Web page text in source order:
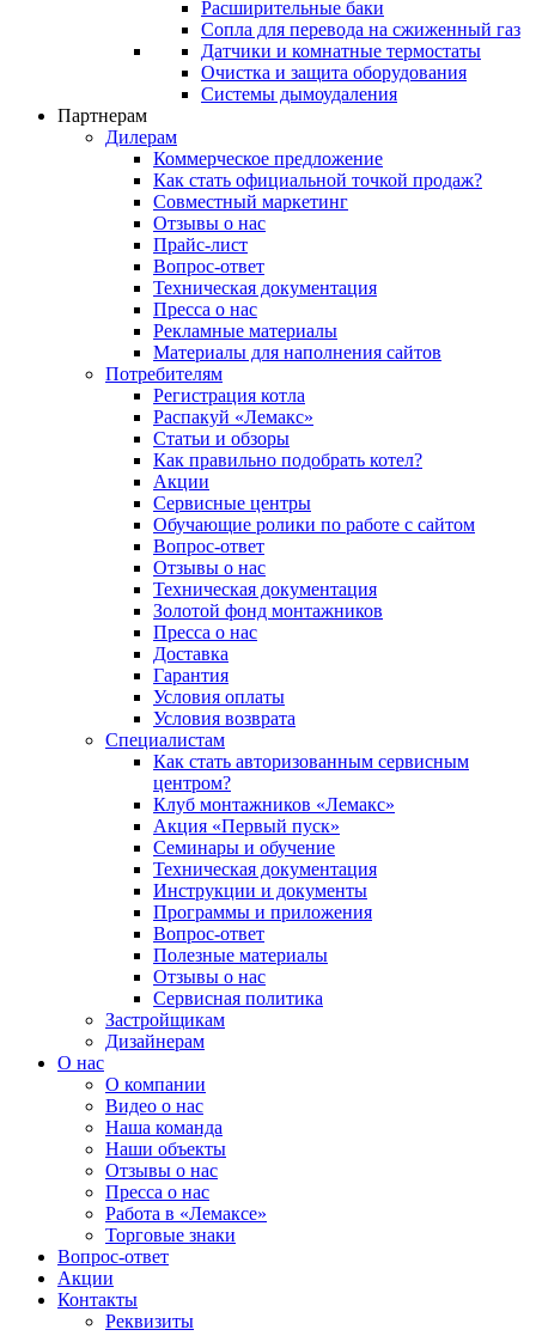
Расширительные баки
Сопла для перевода на сжиженный газ
Датчики и комнатные термостаты
Очистка и защита оборудования
Системы дымоудаления
Партнерам
Дилерам
Коммерческое предложение
Как стать официальной точкой продаж?
Совместный маркетинг
Отзывы о нас
Прайс-лист
Вопрос-ответ
Техническая документация
Пресса о нас
Рекламные материалы
Материалы для наполнения сайтов
Потребителям
Регистрация котла
Распакуй «Лемакс»
Статьи и обзоры
Как правильно подобрать котел?
Акции
Сервисные центры
Обучающие ролики по работе с сайтом
Вопрос-ответ
Отзывы о нас
Техническая документация
Золотой фонд монтажников
Пресса о нас
Доставка
Гарантия
Условия оплаты
Условия возврата
Специалистам
Как стать авторизованным сервисным
центром?
Клуб монтажников «Лемакс»
Акция «Первый пуск»
Семинары и обучение
Техническая документация
Инструкции и документы
Программы и приложения
Вопрос-ответ
Полезные материалы
Отзывы о нас
Сервисная политика
Застройщикам
Дизайнерам
О нас
О компании
Видео о нас
Наша команда
Наши объекты
Отзывы о нас
Пресса о нас
Работа в «Лемаксе»
Торговые знаки
Вопрос-ответ
Акции
Контакты
Реквизиты